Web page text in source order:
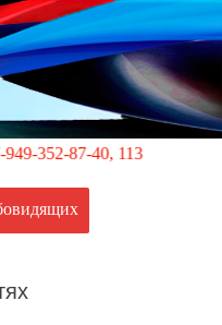
113 (круглосуточно)